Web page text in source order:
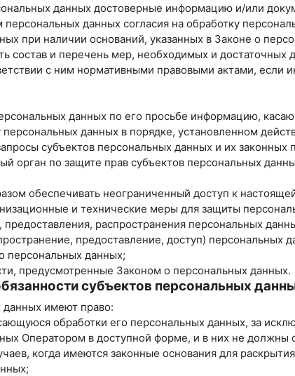
данных достоверные информацию и/или
персональных данных согласия на обработку
при наличии оснований, указанных в Законе о
состав и перечень мер, необходимых и
с ним нормативными правовыми актами,
данных по его просьбе информацию,
персональных данных в порядке, установленном
субъектов персональных данных и их
орган по защите прав субъектов персональных
обеспечивать неограниченный доступ к
и технические меры для защиты
предоставления, распространения персональных
предоставление, доступ)
персональных данных;
предусмотренные Законом о персональных данных.
субъектов персональных
данных имеют право:
обработки его персональных данных, за
Оператором в доступной форме, и в них не
когда имеются законные основания для